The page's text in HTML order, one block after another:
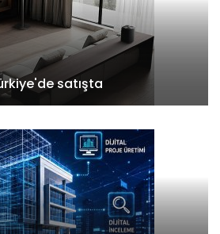
satışta